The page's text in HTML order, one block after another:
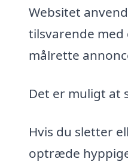
Websitet
tilsvarende
målrette
Det er muligt at
Hvis du sletter
optræde